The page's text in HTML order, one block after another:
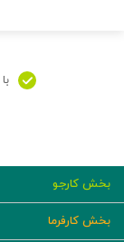
با
بخش کارجو
بخش کارفرما